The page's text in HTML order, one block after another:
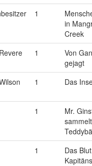
1
in
Creek
1
Von
gejagt
1 Das
1
Mr.
sammelt
1
Das
Kapitäns